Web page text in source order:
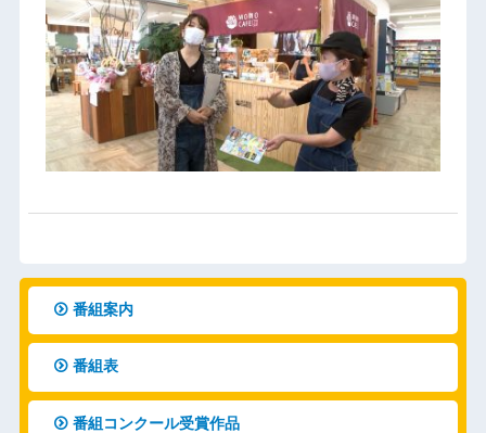
番組案内
番組表
番組コンクール受賞作品